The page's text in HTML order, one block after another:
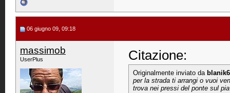
06 giugno 09, 09:18
massimob
UserPlus Citazione:
Originalmente inviato da
per la strada ti arrangi o vuoi
trova nei pressi del ponte sul